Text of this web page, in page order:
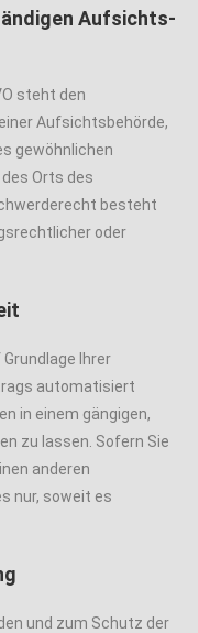
Aufsichts­
steht den
Aufsichtsbehörde,
gewöhnlichen
Orts des
besteht
oder
Ihrer
automatisiert
in einem gängigen,
zu lassen. Sofern Sie
anderen
nur, soweit es
und zum Schutz der